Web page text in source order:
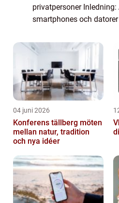
privatpersoner Inledning:
smartphones och
vardag och gör det
...
04 juni 2026
Konferens tällberg möten
mellan natur, tradition
och nya idéer